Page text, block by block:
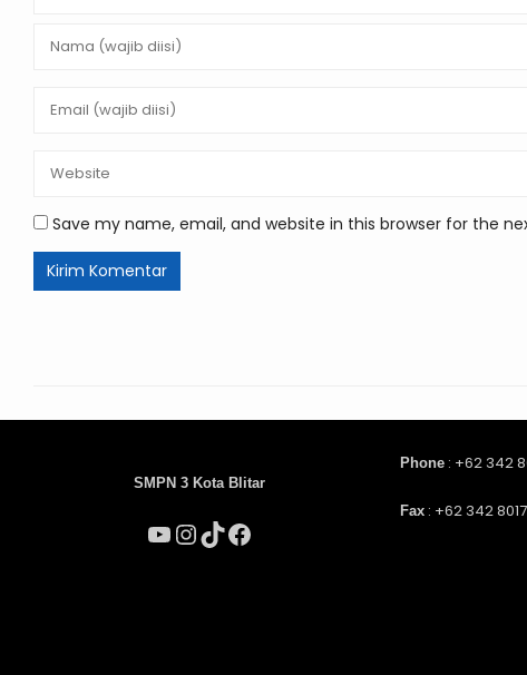
Save my name, email, and website in this browser for the
SMPN 3 Kota Blitar
YouTube
Instagram
TikTokFacebook
Phone: +62 342
Fax: +62 342